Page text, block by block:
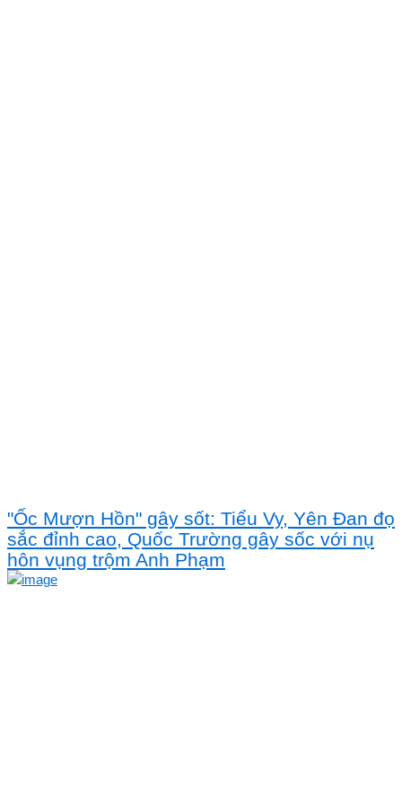
"Ốc Mượn Hồn" gây sốt: Tiểu Vy, Yên Đan đọ
sắc đỉnh cao, Quốc Trường gây sốc với nụ
hôn vụng trộm Anh Phạm